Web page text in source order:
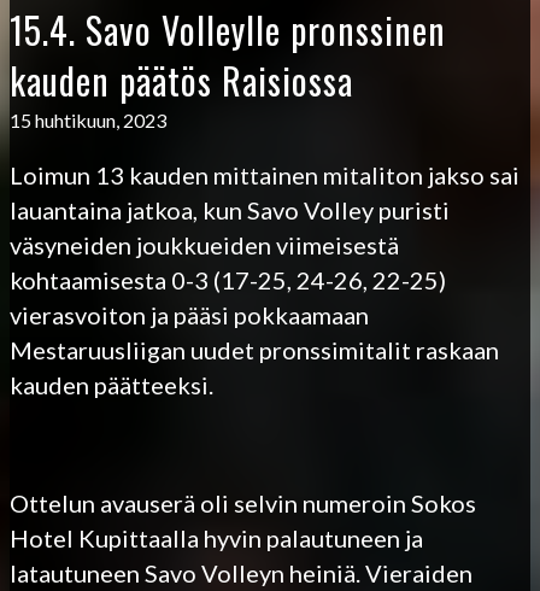
15.4. Savo Volleylle pronssinen
kauden päätös Raisiossa
15 huhtikuun, 2023
Loimun 13 kauden mittainen mitaliton jakso sai
lauantaina jatkoa, kun Savo Volley puristi
väsyneiden joukkueiden viimeisestä
kohtaamisesta 0-3 (17-25, 24-26, 22-25)
vierasvoiton ja pääsi pokkaamaan
Mestaruusliigan uudet pronssimitalit raskaan
kauden päätteeksi.
Ottelun avauserä oli selvin numeroin Sokos
Hotel Kupittaalla hyvin palautuneen ja
latautuneen Savo Volleyn heiniä. Vieraiden